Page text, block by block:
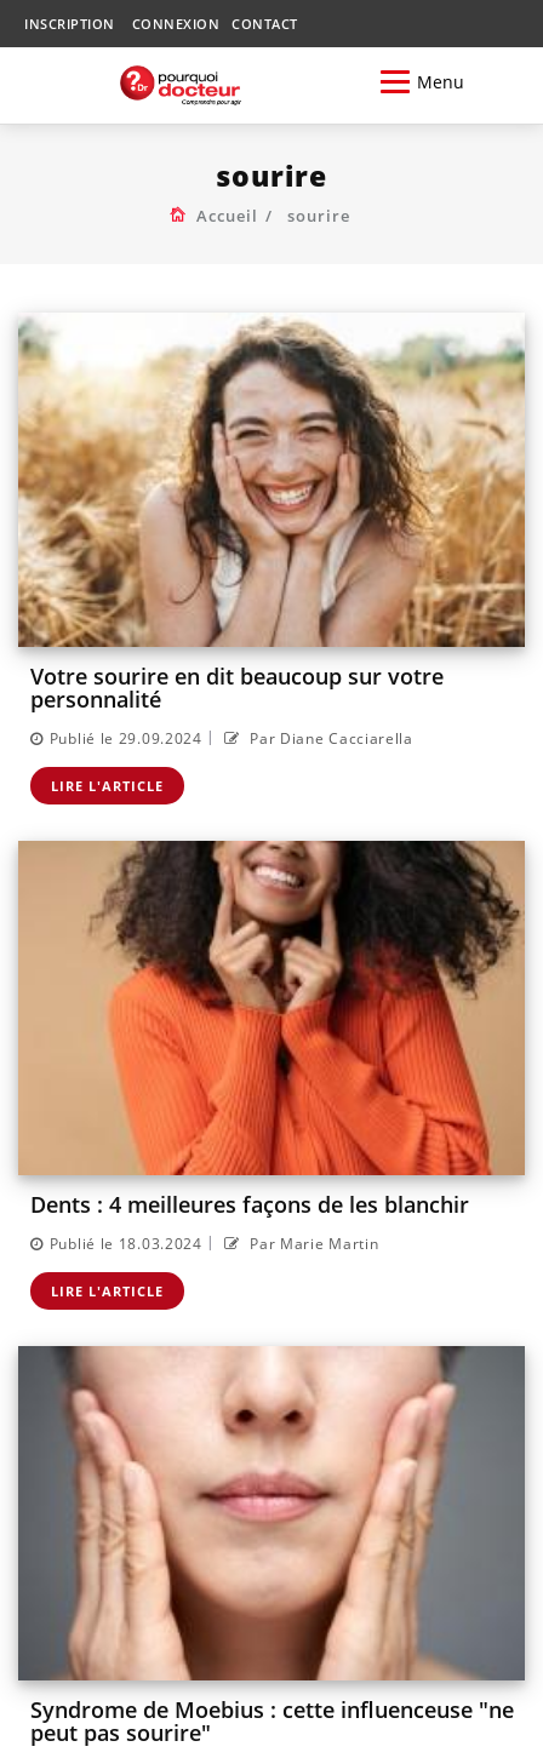
INSCRIPTION CONNEXION CONTACT
Menu
sourire
Accueil sourire
Votre sourire en dit beaucoup sur votre
personnalité
Publié le 29.09.2024 | Par Diane Cacciarella
LIRE L'ARTICLE
Dents : 4 meilleures façons de les blanchir
Publié le 18.03.2024 | Par Marie Martin
LIRE L'ARTICLE
Syndrome de Moebius : cette influenceuse "ne
peut pas sourire"